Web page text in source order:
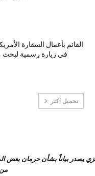
القائم بأعمال السفارة
في زيارة رسمية
تحميل أكثر
يصدر بياناً بشأن حرمان بعض
من